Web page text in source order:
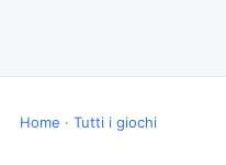
Home · Tutti i giochi